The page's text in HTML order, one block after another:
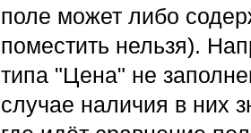
поле может либо
поместить нельзя).
типа "Цена" не
случае наличия в них